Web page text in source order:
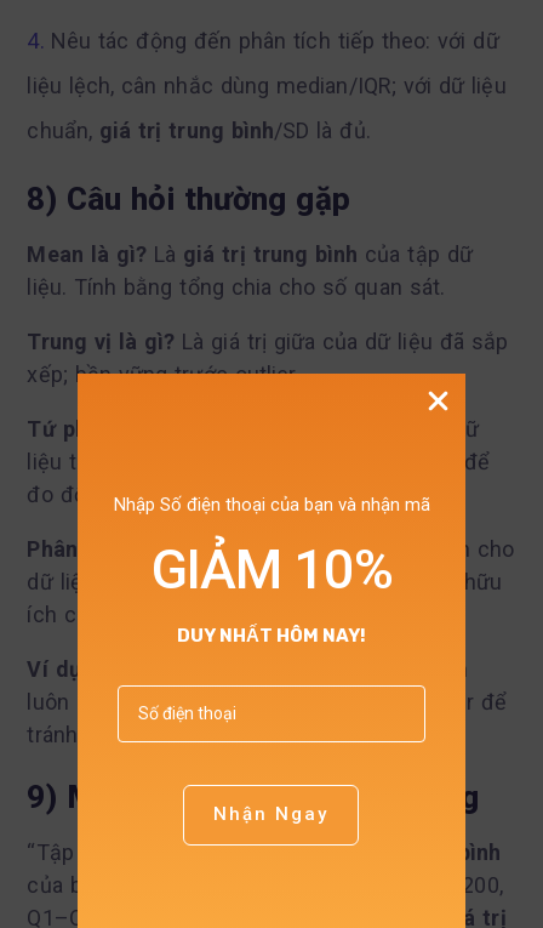
Nêu tác động đến phân tích tiếp theo: với dữ
liệu lệch, cân nhắc dùng median/IQR; với dữ liệu
chuẩn, giá trị trung bình/SD là đủ.
8) Câu hỏi thường gặp
Mean là gì? Là giá trị trung bình của tập dữ
liệu. Tính bằng tổng chia cho số quan sát.
Trung vị là gì? Là giá trị giữa của dữ liệu đã sắp
xếp; bền vững trước outlier.
Tứ phân vị là gì?
Ba điểm Q1, Q2, Q3 chia dữ
liệu thành bốn phần bằng nhau; đi kèm IQR để
đo độ phân tán phần giữa.
Phân biệt mean median modenhanh: mean cho
dữ liệu cân; median cho dữ liệu lệch; mode hữu
ích cho dữ liệu phân loại hoặc đa đỉnh.
Ví dụ giá trị trung bình trong thống kê
nên
luôn kèm median và IQR nếu nghi ngờ outlier để
tránh kết luận sai.
9) Mẫu đoạn báo cáo sẵn dùng
“Tập dữ liệu gồm n quan sát.Giá trị trung bình
của biến X là 25.73, median=8, Min–Max=1–200,
Q1–Q3=5–14, IQR=9. Chênh lệch lớn giữa
giá trị
Nhập Số điện thoại của bạn và nhận mã
GIẢM 10%
DUY NHẤT HÔM NAY!
Nhận Ngay